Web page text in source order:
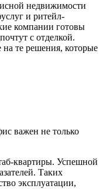
недвижимости
и ритейл-
компании готовы
с отделкой.
на те решения, которые
важен не только
квартиры. Успешной
Таких
эксплуатации,